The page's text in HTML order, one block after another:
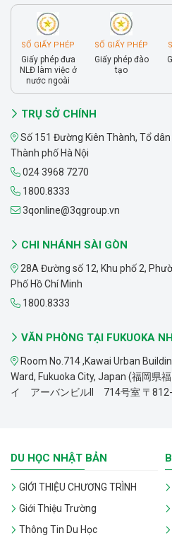
SỐ GIẤY PHÉP
Giấy phép đưa
NLĐ làm việc ở
nước ngoài
SỐ GIẤY PHÉP
Giấy phép đào
tạo
TRỤ SỞ CHÍNH
Số 151 Đường Kiên Thành, Tổ
Thành phố Hà Nội
024 3968 7270
1800.8333
3qonline@3qgroup.vn
CHI NHÁNH SÀI GÒN
28A Đường số 12, Khu phố 2,
Phố Hồ Chí Minh
1800.8333
VĂN PHÒNG TẠI FUKUOKA
Room No.714 ,Kawai Urban
Ward, Fukuoka City, Japan (福岡県
イ アーバンビルII 714号室 〒
DU HỌC NHẬT BẢN
GIỚI THIỆU CHƯƠNG TRÌNH
Giới Thiệu Trường
Thông Tin Du Học